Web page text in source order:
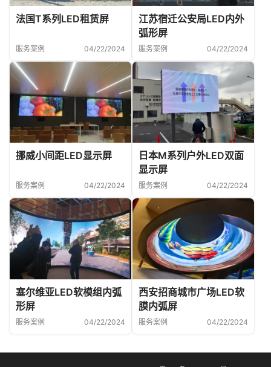
法国T系列LED租赁屏
服务案例 04/22/2024
江苏宿迁公安局LED内外
弧形屏
服务案例 04/22/2024
挪威小间距LED显示屏
服务案例 04/22/2024
日本M系列户外LED双面
显示屏
服务案例 04/22/2024
塞尔维亚LED软模组内弧
形屏
服务案例 04/22/2024
西安招商城市广场LED软
膜内弧屏
服务案例 04/22/2024